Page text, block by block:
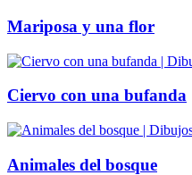
Mariposa y una flor
Ciervo con una bufanda
Animales del bosque